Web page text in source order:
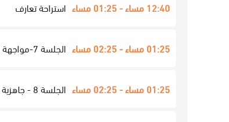
12:40 مساء - 01:25 مساء استراحة تعارف
01:25 مساء - 02:25 مساء الجلسة 7-مواجهة الأمن الغذائي (واللاأمن الغذائي): العلاقة بين التقليد والتكنولوجيا - ماندرين أورينتال
01:25 مساء - 02:25 مساء الجلسة 8 - جاهزية المدن للمستقبل: ذكية، مستدامة، وقابلة للعيش - الطابق السفلي من بن جلمود